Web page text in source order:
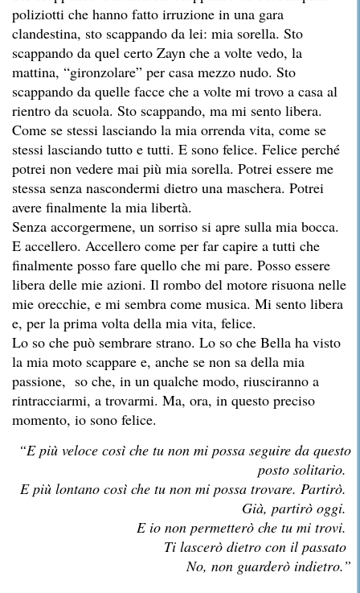
poliziotti che hanno fatto irruzione in una gara
clandestina, sto scappando da lei: mia sorella. Sto
scappando da quel certo Zayn che a volte vedo, la
mattina, “gironzolare” per casa mezzo nudo. Sto
scappando da quelle facce che a volte mi trovo a casa al
rientro da scuola. Sto scappando, ma mi sento libera.
Come se stessi lasciando la mia orrenda vita, come se
stessi lasciando tutto e tutti. E sono felice. Felice perché
potrei non vedere mai più mia sorella. Potrei essere me
stessa senza nascondermi dietro una maschera. Potrei
avere finalmente la mia libertà.
Senza accorgermene, un sorriso si apre sulla mia bocca.
E accellero. Accellero come per far capire a tutti che
finalmente posso fare quello che mi pare. Posso essere
libera delle mie azioni. Il rombo del motore risuona nelle
mie orecchie, e mi sembra come musica. Mi sento libera
e, per la prima volta della mia vita, felice.
Lo so che può sembrare strano. Lo so che Bella ha visto
la mia moto scappare e, anche se non sa della mia
passione, so che, in un qualche modo, riusciranno a
rintracciarmi, a trovarmi. Ma, ora, in questo preciso
momento, io sono felice.
“E più veloce così che tu non mi possa seguire da questo
posto solitario.
E più lontano così che tu non mi possa trovare. Partirò.
Già, partirò oggi.
E io non permetterò che tu mi trovi.
Ti lascerò dietro con il passato
No, non guarderò indietro.”